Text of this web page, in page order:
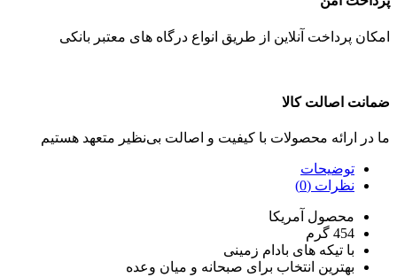
امکان پرداخت آنلاین از طریق انواع درگاه های معتبر بانکی
ضمانت اصالت کالا
ما در ارائه محصولات با کیفیت و اصالت بی‌نظیر متعهد هستیم
توضیحات
نظرات (0)
محصول آمریکا
454 گرم
با تیکه های بادام زمینی
بهترین انتخاب برای صبحانه و میان وعده